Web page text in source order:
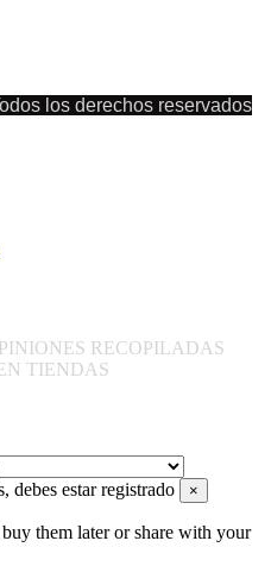
los derechos reservados
RECOPILADAS
TIENDAS
debes estar registrado ×
them later or share with your